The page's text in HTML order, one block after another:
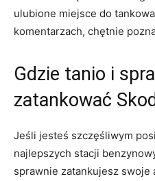
ulubione miejsce do
komentarzach, chętnie
Gdzie tanio i
zatankować
Jeśli jesteś szczęśliwym
najlepszych stacji
sprawnie zatankujesz swoje